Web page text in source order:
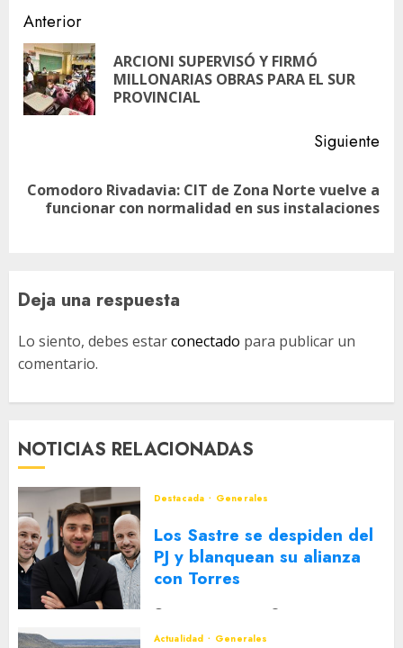
Navegación
de
entradas
Anterior
ARCIONI SUPERVISÓ Y FIRMÓ
MILLONARIAS OBRAS PARA EL SUR
PROVINCIAL
Siguiente
Siguiente
entrada:
Comodoro Rivadavia: CIT de Zona Norte vuelve a
funcionar con normalidad en sus instalaciones
Deja una respuesta
Lo siento, debes estarconectado para publicar un
comentario.
NOTICIAS RELACIONADAS
Destacada Generales
Los Sastre se despiden del
PJ y blanquean su alianza
con Torres
Actualidad
Generales